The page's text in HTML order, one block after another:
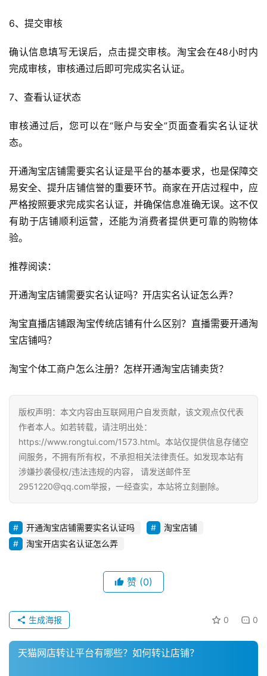
G
E
O
优
A
i
观
察
电
商
运
营
直
带
货
引
流
推
私
域
社
群
社
区
6、提交审核
确认信息填写无误后，点击提交审核。淘宝会在48小时内
完成审核，审核通过后即可完成实名认证。
7、查看认证状态
审核通过后，您可以在“账户与安全”页面查看实名认证状
态。
开通淘宝店铺需要实名认证是平台的基本要求，也是保障交
易安全、提升店铺信誉的重要环节。商家在开店过程中，应
严格按照要求完成实名认证，并确保信息准确无误。这不仅
有助于店铺顺利运营，还能为消费者提供更可靠的购物体
验。
推荐阅读：
开通淘宝店铺需要实名认证吗？开店实名认证怎么弄？
淘宝直播店铺跟淘宝传统店铺有什么区别？直播需要开通淘
宝店铺吗？
淘宝个体工商户怎么注册？怎样开通淘宝店铺卖货？
版权声明：本文内容由互联网用户自发贡献，该文观点仅代表
作者本人。如若转载，请注明出处：
https://www.rongtui.com/1573.html。本站仅提供信息存储空
间服务，不拥有所有权，不承担相关法律责任。如发现本站有
涉嫌抄袭侵权/违法违规的内容， 请发送邮件至
2951220@qq.com举报，一经查实，本站将立刻删除。
开通淘宝店铺需要实名认证吗
淘宝店铺
淘宝开店实名认证怎么弄
赞 (0)
0 0
生成海报
天猫网店转让平台有哪些？如何转让店铺？